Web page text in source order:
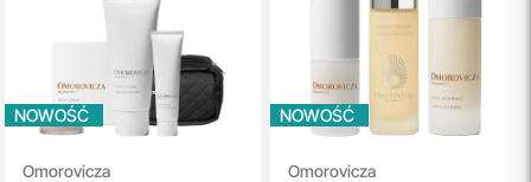
NOWOŚĆ
Omorovicza
NOWOŚĆ
Omorovicza